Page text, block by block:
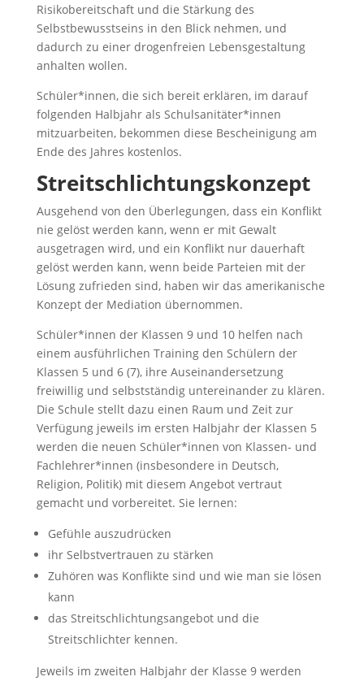
Risikobereitschaft und die Stärkung des
Selbstbewusstseins in den Blick nehmen, und
dadurch zu einer drogenfreien Lebensgestaltung
anhalten wollen.
Schüler*innen, die sich bereit erklären, im darauf
folgenden Halbjahr als Schulsanitäter*innen
mitzuarbeiten, bekommen diese Bescheinigung am
Ende des Jahres kostenlos.
Streitschlichtungskonzept
Ausgehend von den Überlegungen, dass ein Konflikt
nie gelöst werden kann, wenn er mit Gewalt
ausgetragen wird, und ein Konflikt nur dauerhaft
gelöst werden kann, wenn beide Parteien mit der
Lösung zufrieden sind, haben wir das amerikanische
Konzept der Mediation übernommen.
Schüler*innen der Klassen 9 und 10 helfen nach
einem ausführlichen Training den Schülern der
Klassen 5 und 6 (7), ihre Auseinandersetzung
freiwillig und selbstständig untereinander zu klären.
Die Schule stellt dazu einen Raum und Zeit zur
Verfügung jeweils im ersten Halbjahr der Klassen 5
werden die neuen Schüler*innen von Klassen- und
Fachlehrer*innen (insbesondere in Deutsch,
Religion, Politik) mit diesem Angebot vertraut
gemacht und vorbereitet. Sie lernen:
Gefühle auszudrücken
ihr Selbstvertrauen zu stärken
Zuhören was Konflikte sind und wie man sie lösen
kann
das Streitschlichtungsangebot und die
Streitschlichter kennen.
Jeweils im zweiten Halbjahr der Klasse 9 werden